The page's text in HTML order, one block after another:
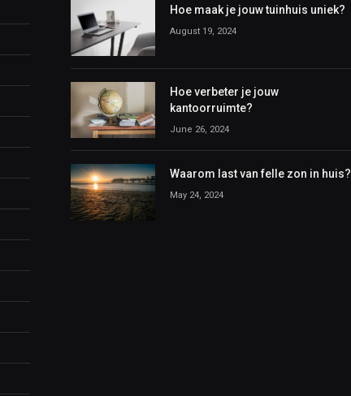
Hoe maak je jouw tuinhuis uniek?
August 19, 2024
Hoe verbeter je jouw
kantoorruimte?
June 26, 2024
Waarom last van felle zon in huis?
May 24, 2024